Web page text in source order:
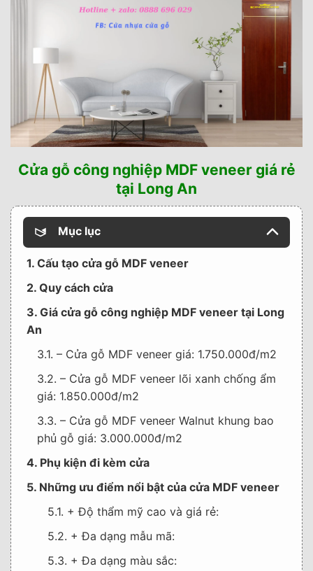
Cửa gỗ công nghiệp MDF veneer giá rẻ
tại Long An
Mục lục
1. Cấu tạo cửa gỗ MDF veneer
2. Quy cách cửa
3. Giá cửa gỗ công nghiệp MDF veneer tại Long
An
3.1. – Cửa gỗ MDF veneer giá: 1.750.000đ/m2
3.2. – Cửa gỗ MDF veneer lõi xanh chống ẩm
giá: 1.850.000đ/m2
3.3. – Cửa gỗ MDF veneer Walnut khung bao
phủ gỗ giá: 3.000.000đ/m2
4. Phụ kiện đi kèm cửa
5. Những ưu điểm nổi bật của cửa MDF veneer
5.1. + Độ thẩm mỹ cao và giá rẻ:
5.2. + Đa dạng mẫu mã:
5.3. + Đa dạng màu sắc: